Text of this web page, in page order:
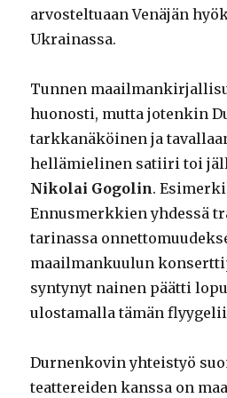
arvosteltuaan Venäjän
Ukrainassa.
Tunnen
huonosti, mutta jotenkin
tarkkanäköinen ja
hellämielinen satiiri toi
Nikolai Gogolin.
Ennusmerkkien yhdessä
tarinassa
maailmankuulun
syntynyt nainen päätti
ulostamalla tämän
Durnenkovin yhteistyö
teattereiden kanssa on